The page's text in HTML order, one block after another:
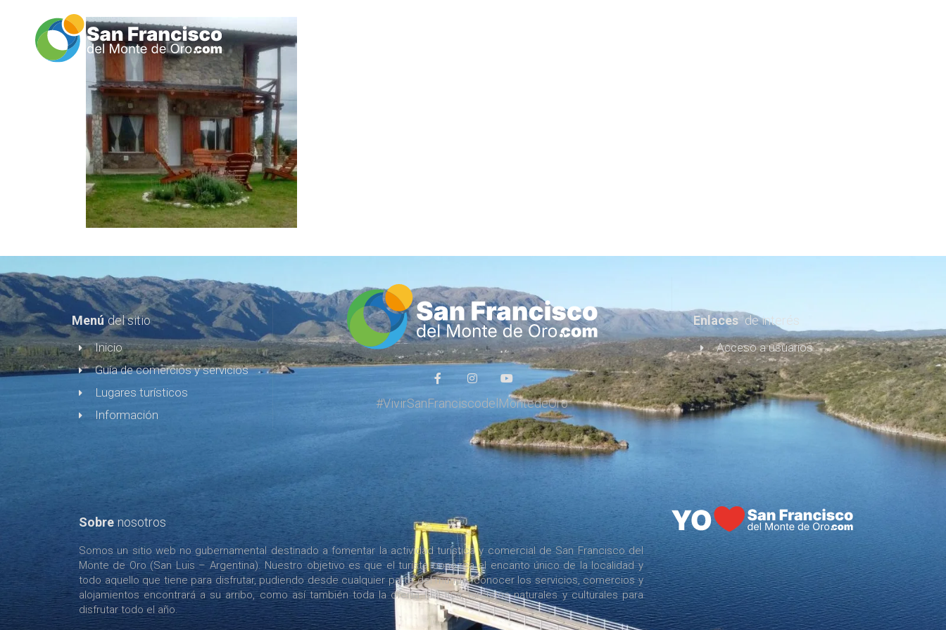
Menú del sitio
Inicio
Guía de comercios y servicios
Lugares turísticos
Información
#VivirSanFranciscodelMontedeOro
Enlaces de interés
Acceso a usuarios
Sobre nosotros
Somos un sitio web no gubernamental destinado a fomentar la actividad turística y comercial de San Francisco del
Monte de Oro (San Luis – Argentina). Nuestro objetivo es que el turista conozca el encanto único de la localidad y
todo aquello que tiene para disfrutar, pudiendo desde cualquier parte del mundo, conocer los servicios, comercios y
alojamientos encontrará a su arribo, como así también toda la oferta turística, circuitos naturales y culturales para
disfrutar todo el año.